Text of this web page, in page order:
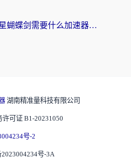
人在国外玩流星蝴蝶剑需要什么加速器？老玩家亲测的终极解决方案
湖南精准量科技有限公司
可证 B1-20231050
号-2
号-3A